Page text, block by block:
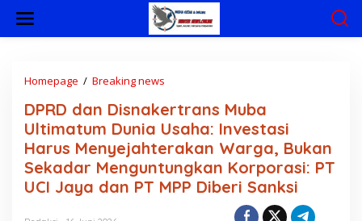
w
Homepage / Breaking news
R
D
d
a
n
D
DPRD dan Disnakertrans Muba
Ultimatum Dunia Usaha: Investasi
Harus Menyejahterakan Warga, Bukan
Sekadar Menguntungkan Korporasi: PT
UCI Jaya dan PT MPP Diberi Sanksi